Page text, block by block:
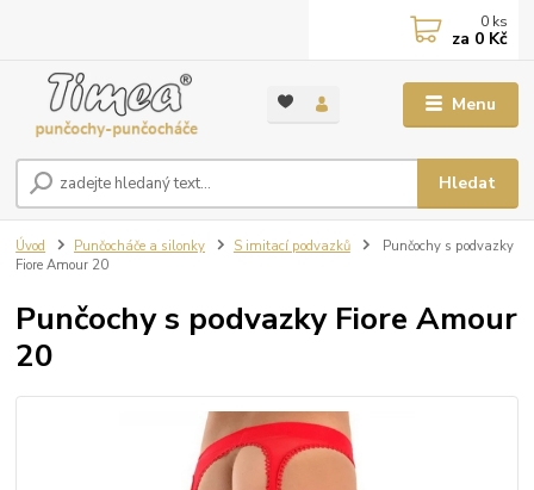
Menu
Hledat
0 ks
za 0 Kč
Úvod Punčocháče a silonky S imitací podvazků
Punčochy s podvazky
Fiore Amour 20
Punčochy s podvazky Fiore Amour
20